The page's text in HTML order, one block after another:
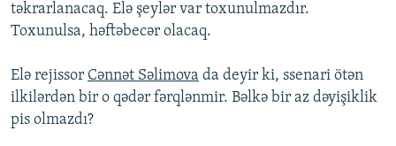
təkrarlanacaq. Elə şeylər var toxunulmazdır.
Toxunulsa, həftəbecər olacaq.
Elə rejissor Cənnət Səlimova da deyir ki, ssenari ötən
ilkilərdən bir o qədər fərqlənmir. Bəlkə bir az dəyişiklik
pis olmazdı?